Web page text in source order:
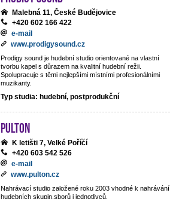
Malebná 11, České Budějovice
+420 602 166 422
e-mail
www.prodigysound.cz
Prodigy sound je hudební studio orientované na vlastní
tvorbu kapel s důrazem na kvalitní hudební režii.
Spolupracuje s těmi nejlepšími místními profesionálními
muzikanty.
Typ studia: hudební, postprodukční
Pulton
K letišti 7, Velké Poříčí
+420 603 542 526
e-mail
www.pulton.cz
Nahrávací studio založené roku 2003 vhodné k nahrávání
hudebních skupin,sborů i jednotlivců.